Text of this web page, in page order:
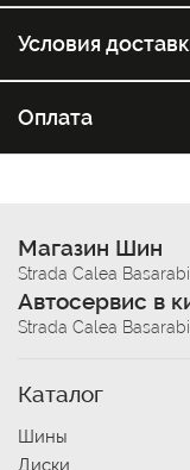
Условия
Оплата
Магазин Шин
Strada Calea
Автосервис в
Strada Calea
Каталог
Шины
Диски